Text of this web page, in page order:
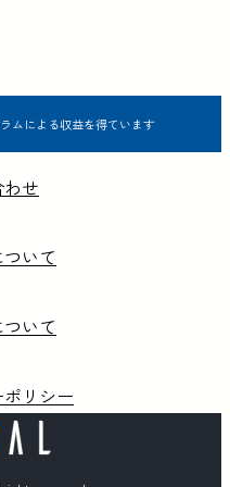
ムによる収益を得ています
せ
いて
いて
リシー